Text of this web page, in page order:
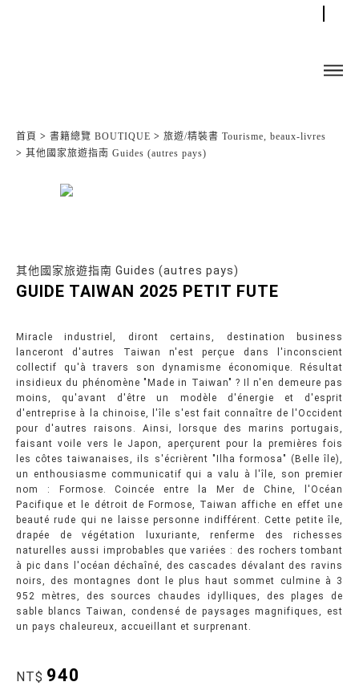
首頁 > 書籍總覽 BOUTIQUE > 旅遊/精裝書 Tourisme, beaux-livres
> 其他國家旅遊指南 Guides (autres pays)
其他國家旅遊指南 Guides (autres pays)
GUIDE TAIWAN 2025 PETIT FUTE
Miracle industriel, diront certains, destination business
lanceront d'autres Taiwan n'est perçue dans l'inconscient
collectif qu'à travers son dynamisme économique. Résultat
insidieux du phénomène "Made in Taiwan" ? Il n'en demeure pas
moins, qu'avant d'être un modèle d'énergie et d'esprit
d'entreprise à la chinoise, l'île s'est fait connaître de l'Occident
pour d'autres raisons. Ainsi, lorsque des marins portugais,
faisant voile vers le Japon, aperçurent pour la premières fois
les côtes taiwanaises, ils s'écrièrent "Ilha formosa" (Belle île),
un enthousiasme communicatif qui a valu à l'île, son premier
nom : Formose. Coincée entre la Mer de Chine, l'Océan
Pacifique et le détroit de Formose, Taiwan affiche en effet une
beauté rude qui ne laisse personne indifférent. Cette petite île,
drapée de végétation luxuriante, renferme des richesses
naturelles aussi improbables que variées : des rochers tombant
à pic dans l'océan déchaîné, des cascades dévalant des ravins
noirs, des montagnes dont le plus haut sommet culmine à 3
952 mètres, des sources chaudes idylliques, des plages de
sable blancs Taiwan, condensé de paysages magnifiques, est
un pays chaleureux, accueillant et surprenant.
NT$ 940